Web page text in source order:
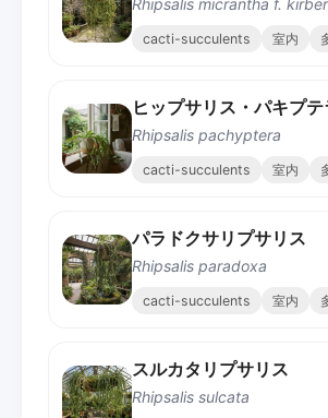
cacti-succulents 室内
ヒップサリス・パキプテ
Rhipsalis pachyptera
cacti-succulents 室内
パラドクサリプサリス
Rhipsalis paradoxa
cacti-succulents 室内
スルカタリプサリス
Rhipsalis sulcata